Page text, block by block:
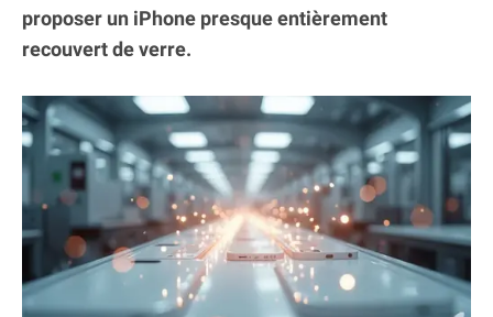
proposer un iPhone presque entièrement
recouvert de verre.